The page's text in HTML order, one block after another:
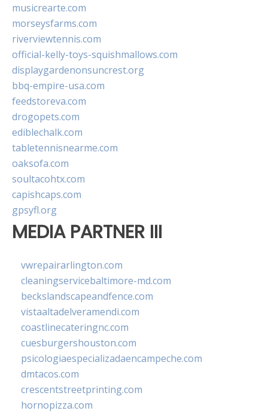
musicrearte.com
morseysfarms.com
riverviewtennis.com
official-kelly-toys-squishmallows.com
displaygardenonsuncrest.org
bbq-empire-usa.com
feedstoreva.com
drogopets.com
ediblechalk.com
tabletennisnearme.com
oaksofa.com
soultacohtx.com
capishcaps.com
gpsyfl.org
MEDIA PARTNER III
vwrepairarlington.com
cleaningservicebaltimore-md.com
beckslandscapeandfence.com
vistaaltadelveramendi.com
coastlinecateringnc.com
cuesburgershouston.com
psicologiaespecializadaencampeche.com
dmtacos.com
crescentstreetprinting.com
hornopizza.com